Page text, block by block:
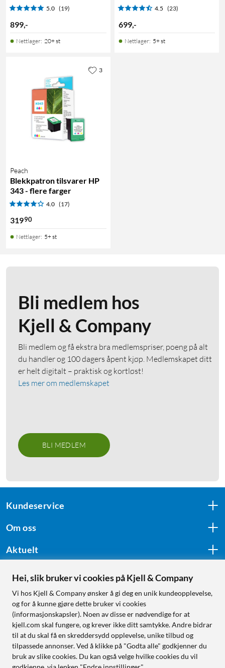
5.0 (19)
899,-
Nettlager: 20+ st
4.5 (23)
699,-
Nettlager: 5+ st
Peach
Blekkpatron tilsvarer HP
343 - flere farger
4.0 (17)
31990
Nettlager: 5+ st
3
Bli medlem hos
Kjell & Company
Bli medlem og få ekstra bra medlemspriser, poeng på alt
du handler og 100 dagers åpent kjøp. Medlemskapet ditt
er helt digitalt – praktisk og kortløst!
Les mer om medlemskapet
BLI MEDLEM
Kundeservice
Om oss
Aktuelt
Følg oss
Handle fra:
Sverige
Norge
Hei, slik bruker vi cookies på Kjell & Company
Vi hos Kjell & Company ønsker å gi deg en unik kundeopplevelse,
og for å kunne gjøre dette bruker vi cookies
(informasjonskapsler). Noen av disse er nødvendige for at
kjell.com skal fungere, og krever ikke ditt samtykke. Andre bidrar
til at du skal få en skreddersydd opplevelse, unike tilbud og
tilpassede annonser. Ved å klikke på "Godta alle" godkjenner du
bruk av slike cookies. Du kan også velge hvilke cookies du vil